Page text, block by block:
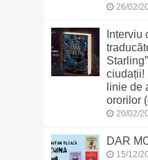
26/02/
Interviu
ciudații!
linie de
ororilor
20/02/
DAR
15/12/